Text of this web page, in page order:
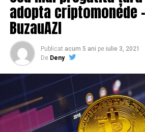
adopta criptomonede
BuzauAZI
Publicat acum 5 ani pe iulie 3, 2021
De Deny